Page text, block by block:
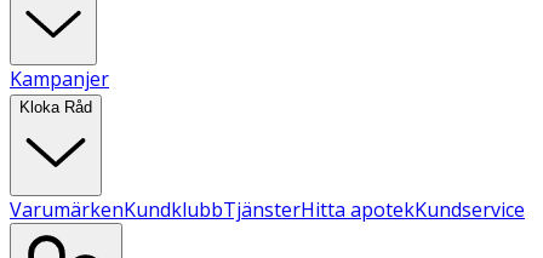
Kampanjer
Kloka Råd
VarumärkenKundklubbTjänsterHitta apotekKundservice